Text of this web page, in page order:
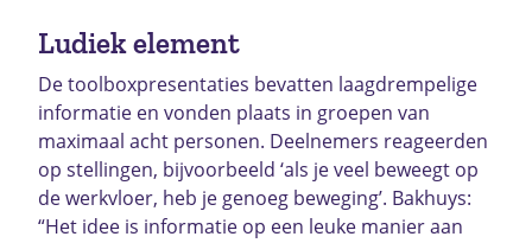
Ludiek element
De toolboxpresentaties bevatten laagdrempelige
informatie en vonden plaats in groepen van
maximaal acht personen. Deelnemers reageerden
op stellingen, bijvoorbeeld ‘als je veel beweegt op
de werkvloer, heb je genoeg beweging’. Bakhuys:
“Het idee is informatie op een leuke manier aan